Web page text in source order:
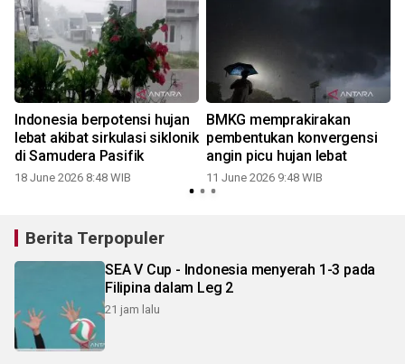
Indonesia berpotensi hujan
lebat akibat sirkulasi siklonik
di Samudera Pasifik
18 June 2026 8:48 WIB
BMKG memprakirakan
pembentukan konvergensi
angin picu hujan lebat
11 June 2026 9:48 WIB
Berita Terpopuler
SEA V Cup - Indonesia menyerah 1-3 pada
Filipina dalam Leg 2
21 jam lalu